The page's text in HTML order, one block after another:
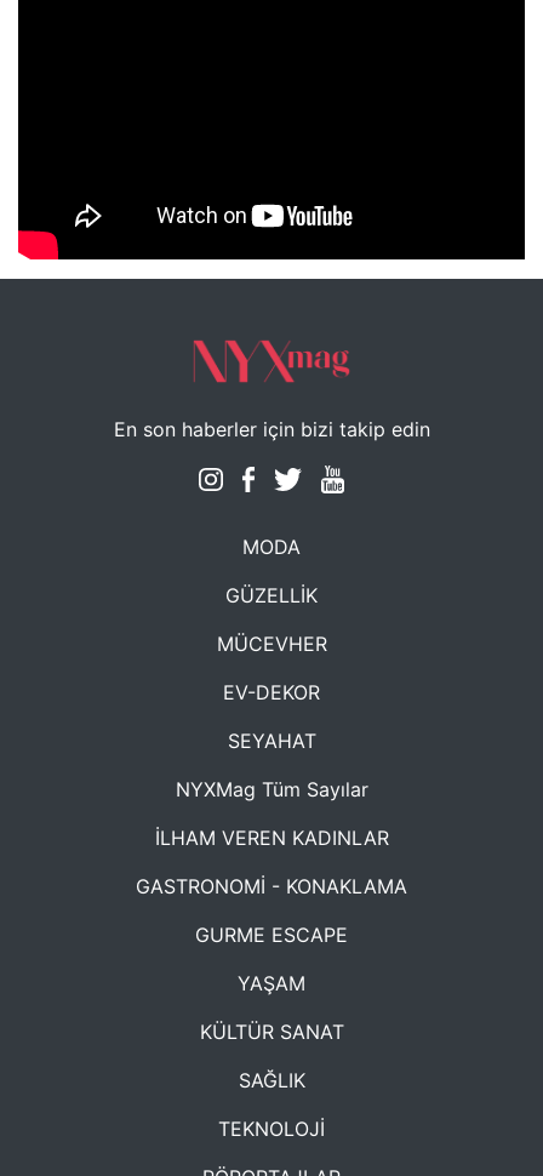
NYXmag 2. Yaş Kutlama Etkinliği
En son haberler için bizi takip edin
MODA
GÜZELLİK
MÜCEVHER
EV-DEKOR
SEYAHAT
NYXMag Tüm Sayılar
İLHAM VEREN KADINLAR
GASTRONOMİ - KONAKLAMA
GURME ESCAPE
YAŞAM
KÜLTÜR SANAT
SAĞLIK
TEKNOLOJİ